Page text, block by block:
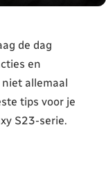
de dag
en
allemaal
tips voor je
S23-serie.